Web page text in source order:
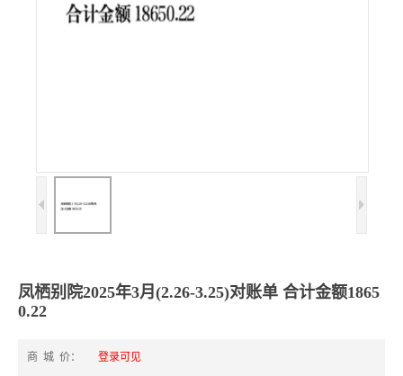
凤栖别院2025年3月(2.26-3.25)对账单 合计金额1865
0.22
商 城 价： 登录可见